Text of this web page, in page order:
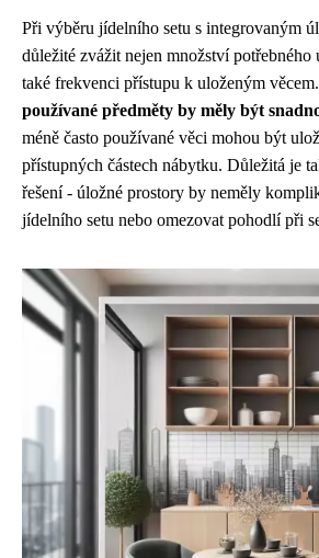
Při výběru jídelního setu s integrovaným
důležité zvážit nejen množství potřebného
také frekvenci přístupu k uloženým věcem.
používané předměty by měly být
méně často používané věci mohou být
přístupných částech nábytku. Důležitá je
řešení - úložné prostory by neměly
jídelního setu nebo omezovat pohodlí při